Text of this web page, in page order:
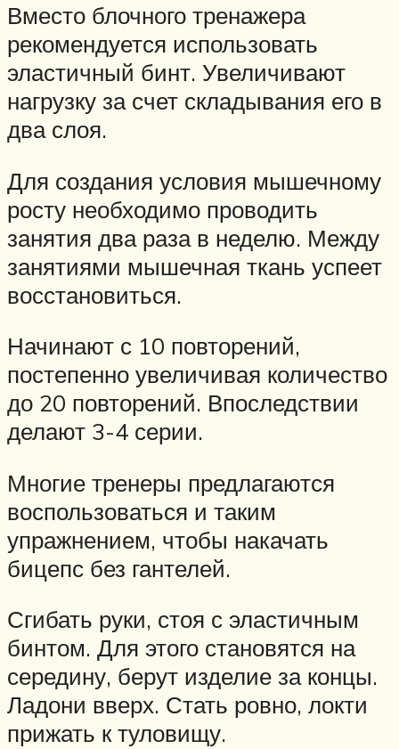
Вместо блочного тренажера
рекомендуется использовать
эластичный бинт. Увеличивают
нагрузку за счет складывания его в
два слоя.
Для создания условия мышечному
росту необходимо проводить
занятия два раза в неделю. Между
занятиями мышечная ткань успеет
восстановиться.
Начинают с 10 повторений,
постепенно увеличивая количество
до 20 повторений. Впоследствии
делают 3-4 серии.
Многие тренеры предлагаются
воспользоваться и таким
упражнением, чтобы накачать
бицепс без гантелей.
Сгибать руки, стоя с эластичным
бинтом. Для этого становятся на
середину, берут изделие за концы.
Ладони вверх. Стать ровно, локти
прижать к туловищу.